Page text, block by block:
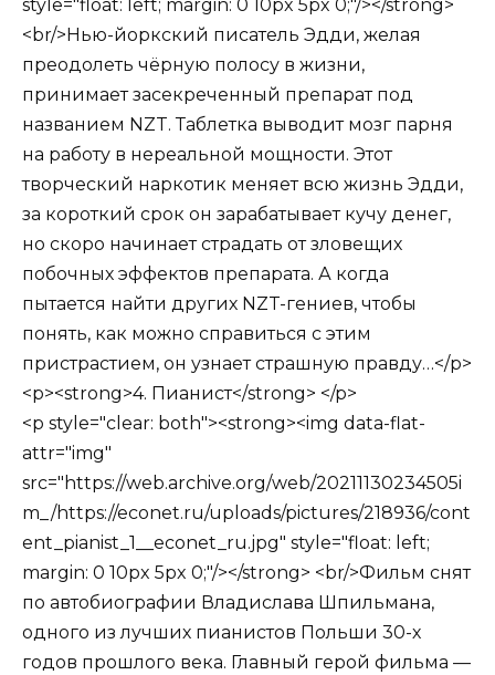
style="float: left; margin: 0 10px 5px 0;"/></strong>
<br/>Нью-йоркский писатель Эдди, желая
преодолеть чёрную полосу в жизни,
принимает засекреченный препарат под
названием NZT. Таблетка выводит мозг парня
на работу в нереальной мощности. Этот
творческий наркотик меняет всю жизнь Эдди,
за короткий срок он зарабатывает кучу денег,
но скоро начинает страдать от зловещих
побочных эффектов препарата. А когда
пытается найти других NZT-гениев, чтобы
понять, как можно справиться с этим
пристрастием, он узнает страшную правду…</p>
<p><strong>4. Пианист</strong> </p>
<p style="clear: both"><strong><img data-flat-
attr="img"
src="https://web.archive.org/web/20211130234505i
m_/https://econet.ru/uploads/pictures/218936/cont
ent_pianist_1__econet_ru.jpg" style="float: left;
margin: 0 10px 5px 0;"/></strong> <br/>Фильм снят
по автобиографии Владислава Шпильмана,
одного из лучших пианистов Польши 30-х
годов прошлого века. Главный герой фильма —